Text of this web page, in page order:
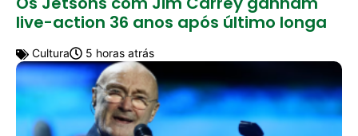
live-action 36 anos após último longa
Cultura 5 horas atrás